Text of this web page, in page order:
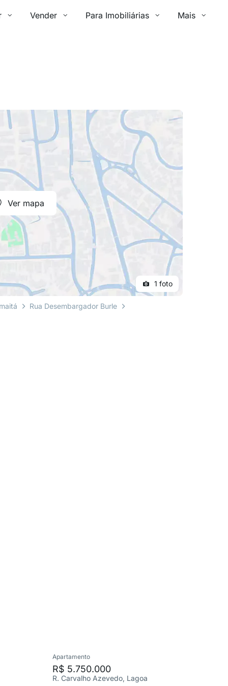
Vender Para Imobiliárias Mais
Ver mapa
1 foto
Rua Desembargador Burle
Apartamento
R$ 5.750.000
R. Carvalho Azevedo, Lagoa